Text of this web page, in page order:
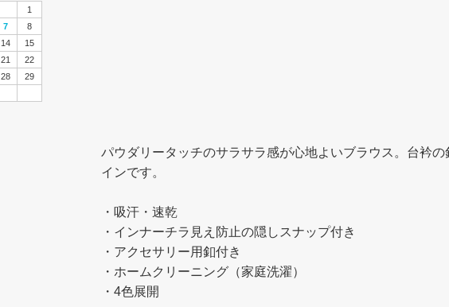
パウダリータッチのサラサラ感が心地よいブラウス。台衿
インです。
・吸汗・速乾
・インナーチラ見え防止の隠しスナップ付き
・アクセサリー用釦付き
・ホームクリーニング（家庭洗濯）
・4色展開
1
7
8
14
15
21
22
28
29